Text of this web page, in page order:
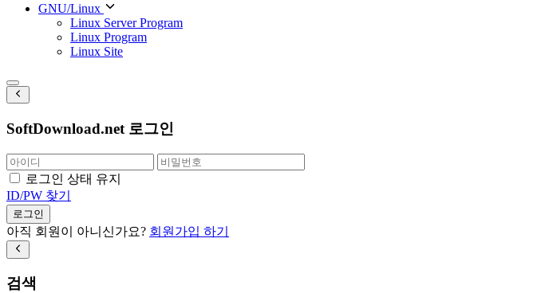
GNU/Linux
Linux Server Program
Linux Program
Linux Site
SoftDownload.net 로그인
로그인 상태 유지
ID/PW 찾기
로그인
아직 회원이 아니신가요? 회원가입 하기
검색